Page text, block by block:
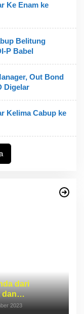
Ke Enam ke
Belitung
P Babel
Out Bond
Digelar
Kelima Cabup ke